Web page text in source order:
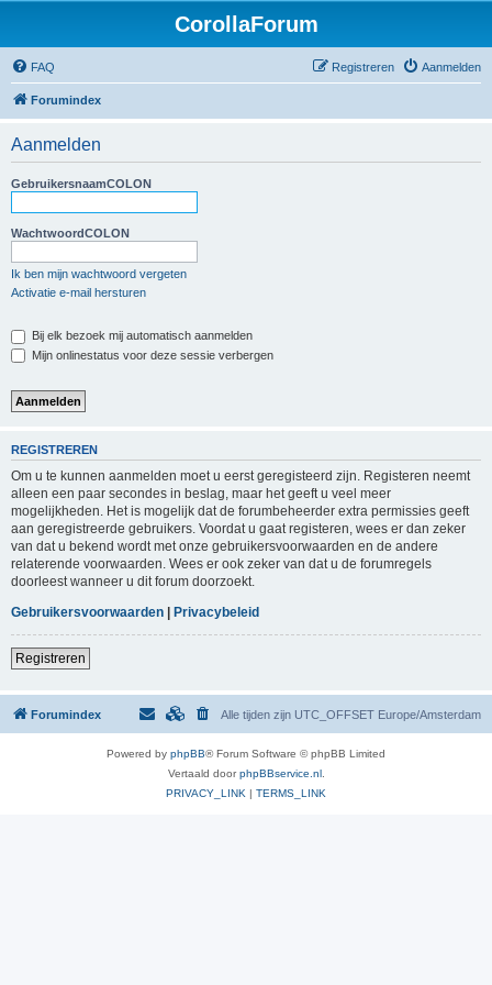
CorollaForum
FAQ Aanmelden
Registreren
Forumindex
Aanmelden
GebruikersnaamCOLON
WachtwoordCOLON
Ik ben mijn wachtwoord vergeten
Activatie e-mail hersturen
Bij elk bezoek mij automatisch aanmelden
Mijn onlinestatus voor deze sessie verbergen
REGISTREREN
Om u te kunnen aanmelden moet u eerst geregisteerd zijn. Registeren neemt
alleen een paar secondes in beslag, maar het geeft u veel meer
mogelijkheden. Het is mogelijk dat de forumbeheerder extra permissies geeft
aan geregistreerde gebruikers. Voordat u gaat registeren, wees er dan zeker
van dat u bekend wordt met onze gebruikersvoorwaarden en de andere
relaterende voorwaarden. Wees er ook zeker van dat u de forumregels
doorleest wanneer u dit forum doorzoekt.
Gebruikersvoorwaarden | Privacybeleid
Registreren
Forumindex Alle tijden zijn UTC_OFFSET Europe/Amsterdam
Powered by phpBB® Forum Software © phpBB Limited
Vertaald doorphpBBservice.nl.
PRIVACY_LINK | TERMS_LINK